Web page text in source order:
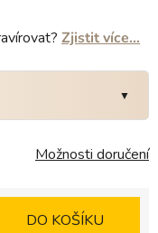
Zjistit více…
Možnosti doručení
DO KOŠÍKU